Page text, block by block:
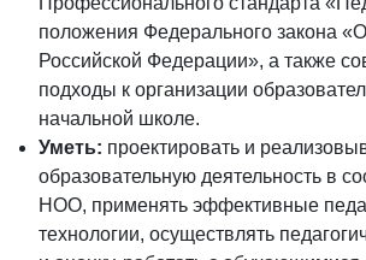
положения Федерального закона
Российской Федерации», а также
подходы к организации
начальной школе.
Уметь: проектировать и
образовательную деятельность в
НОО, применять эффективные
технологии, осуществлять